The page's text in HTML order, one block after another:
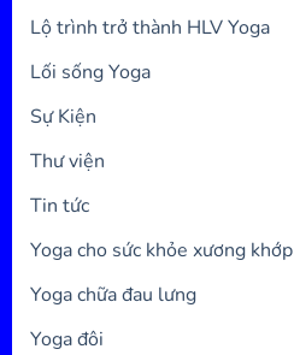
Lộ trình trở thành HLV Yoga
Lối sống Yoga
Sự Kiện
Thư viện
Tin tức
Yoga cho sức khỏe xương khớp
Yoga chữa đau lưng
Yoga đôi